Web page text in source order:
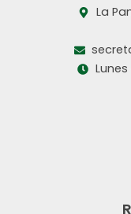
La